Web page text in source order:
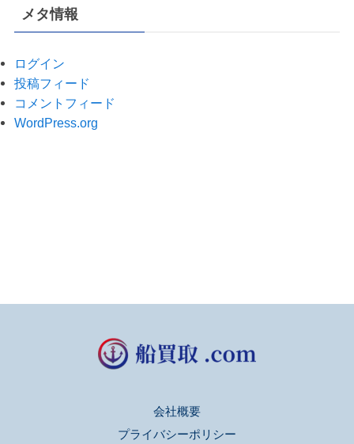
メタ情報
ログイン
投稿フィード
コメントフィード
WordPress.org
会社概要
プライバシーポリシー